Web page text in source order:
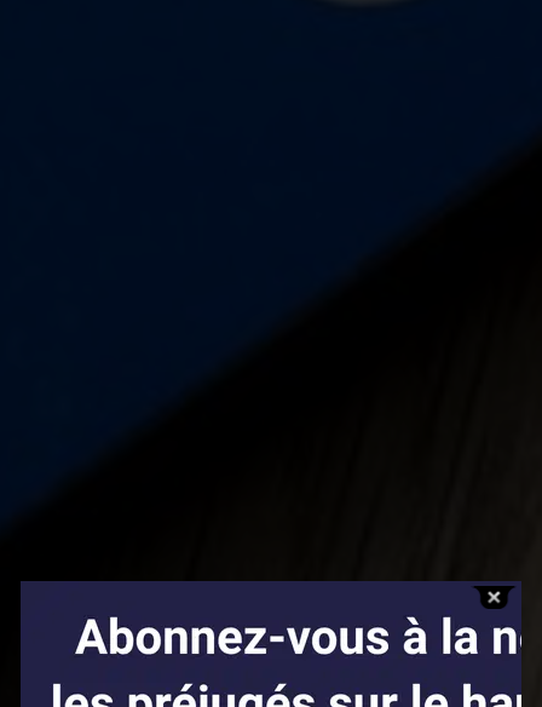
Affaires sensibles